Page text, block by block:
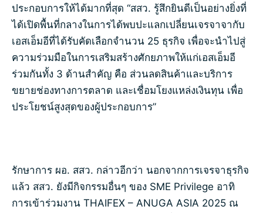
ประกอบการให้ได้มากที่สุด “สสว. รู้สึกยินดีเป็นอย่างยิ่งที่
ได้เปิดพื้นที่กลางในการได้พบปะแลกเปลี่ยนเจรจาจากับ
เอสเอ็มอีที่ได้รับคัดเลือกจำนวน 25 ธุรกิจ เพื่อจะนำไปสู่
ความร่วมมือในการเสริมสร้างศักยภาพให้แก่เอสเอ็มอี
ร่วมกันทั้ง 3 ด้านสำคัญ คือ ส่วนลดสินค้าและบริการ
ขยายช่องทางการตลาด และเชื่อมโยงแหล่งเงินทุน เพื่อ
ประโยชน์สูงสุดของผู้ประกอบการ”
รักษาการ ผอ. สสว. กล่าวอีกว่า นอกจากการเจรจาธุรกิจ
แล้ว สสว. ยังมีกิจกรรมอื่นๆ ของ SME Privilege อาทิ
การเข้าร่วมงาน THAIFEX – ANUGA ASIA 2025 ณ